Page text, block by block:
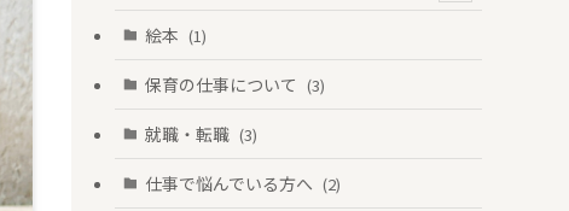
(11)
(8)
(8)
(4)
(37)
(78)
(80)
(1)
(2)
(2)
(1)
絵本 (1)
保育の仕事について (3)
就職・転職 (3)
仕事で悩んでいる方へ (2)